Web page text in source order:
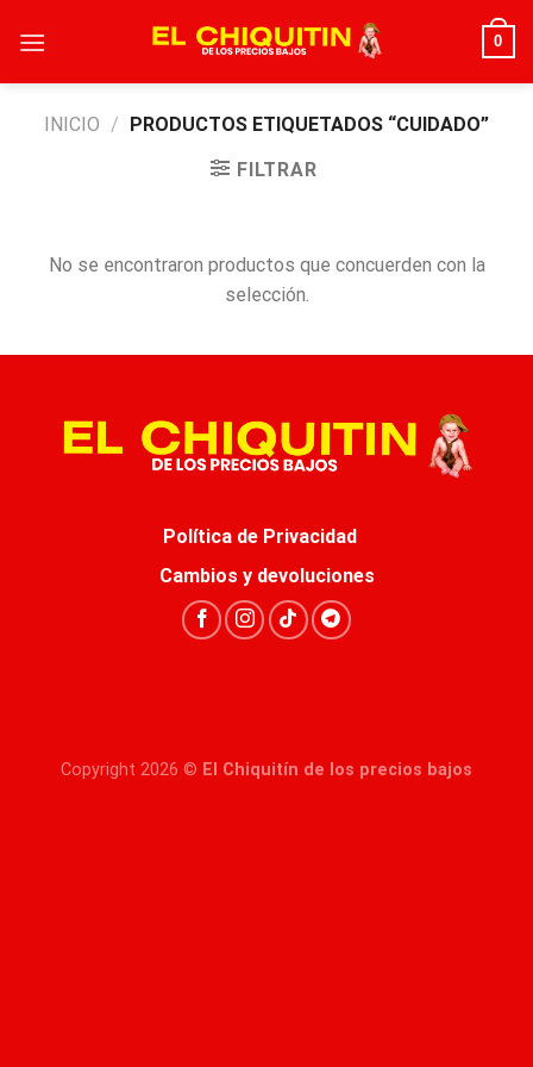
0
INICIO / PRODUCTOS ETIQUETADOS “CUIDADO”
FILTRAR
No se encontraron productos que concuerden con la
selección.
Política de Privacidad
Cambios y devoluciones
Copyright 2026 © El Chiquitín de los precios bajos